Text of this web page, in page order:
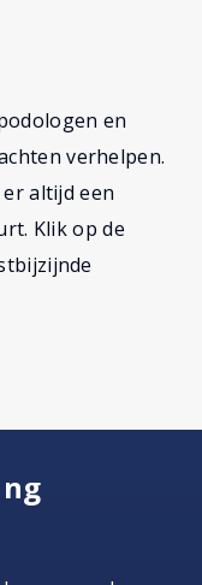
en
verhelpen.
altijd een
Klik op de